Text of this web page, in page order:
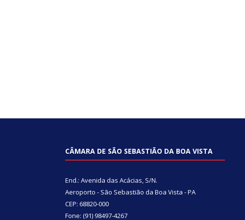
CÂMARA DE SÃO SEBASTIÃO DA BOA VISTA
End.: Avenida das Acácias, S/N.
Aeroporto - São Sebastião da Boa Vista - PA
CEP: 68820-000
Fone: (91) 98497-4267